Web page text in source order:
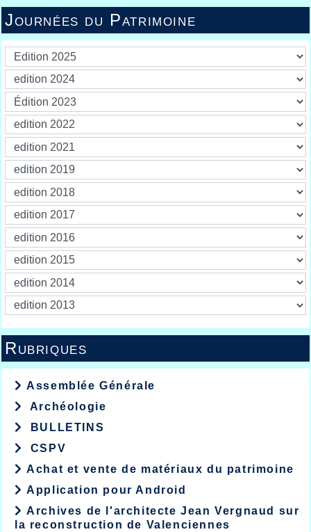
Journées du Patrimoine
Rubriques
Assemblée Générale
Archéologie
BULLETINS
CSPV
Achat et vente de matériaux du patrimoine
Application pour Android
Archives de l'architecte Jean Vergnaud sur
la reconstruction de Valenciennes